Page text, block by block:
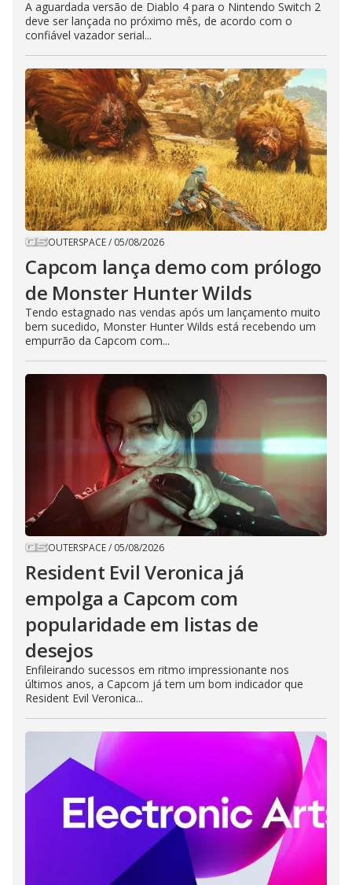
A aguardada versão de Diablo 4 para o Nintendo Switch 2
deve ser lançada no próximo mês, de acordo com o
confiável vazador serial...
OUTERSPACE/ 05/08/2026
Capcom lança demo com prólogo
de Monster Hunter Wilds
Tendo estagnado nas vendas após um lançamento muito
bem sucedido, Monster Hunter Wilds está recebendo um
empurrão da Capcom com...
OUTERSPACE/ 05/08/2026
Resident Evil Veronica já
empolga a Capcom com
popularidade em listas de
desejos
Enfileirando sucessos em ritmo impressionante nos
últimos anos, a Capcom já tem um bom indicador que
Resident Evil Veronica...